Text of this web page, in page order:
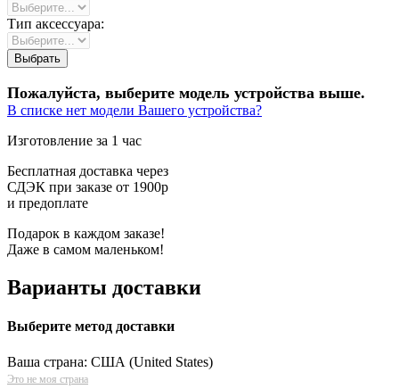
Тип аксессуара:
Пожалуйста, выберите модель устройства выше.
В списке нет модели Вашего устройства?
Изготовление за 1 час
Бесплатная доставка через
СДЭК при заказе от 1900р
и предоплате
Подарок в каждом заказе!
Даже в самом маленьком!
Варианты доставки
Выберите метод доставки
Ваша страна: США (United States)
Это не моя страна